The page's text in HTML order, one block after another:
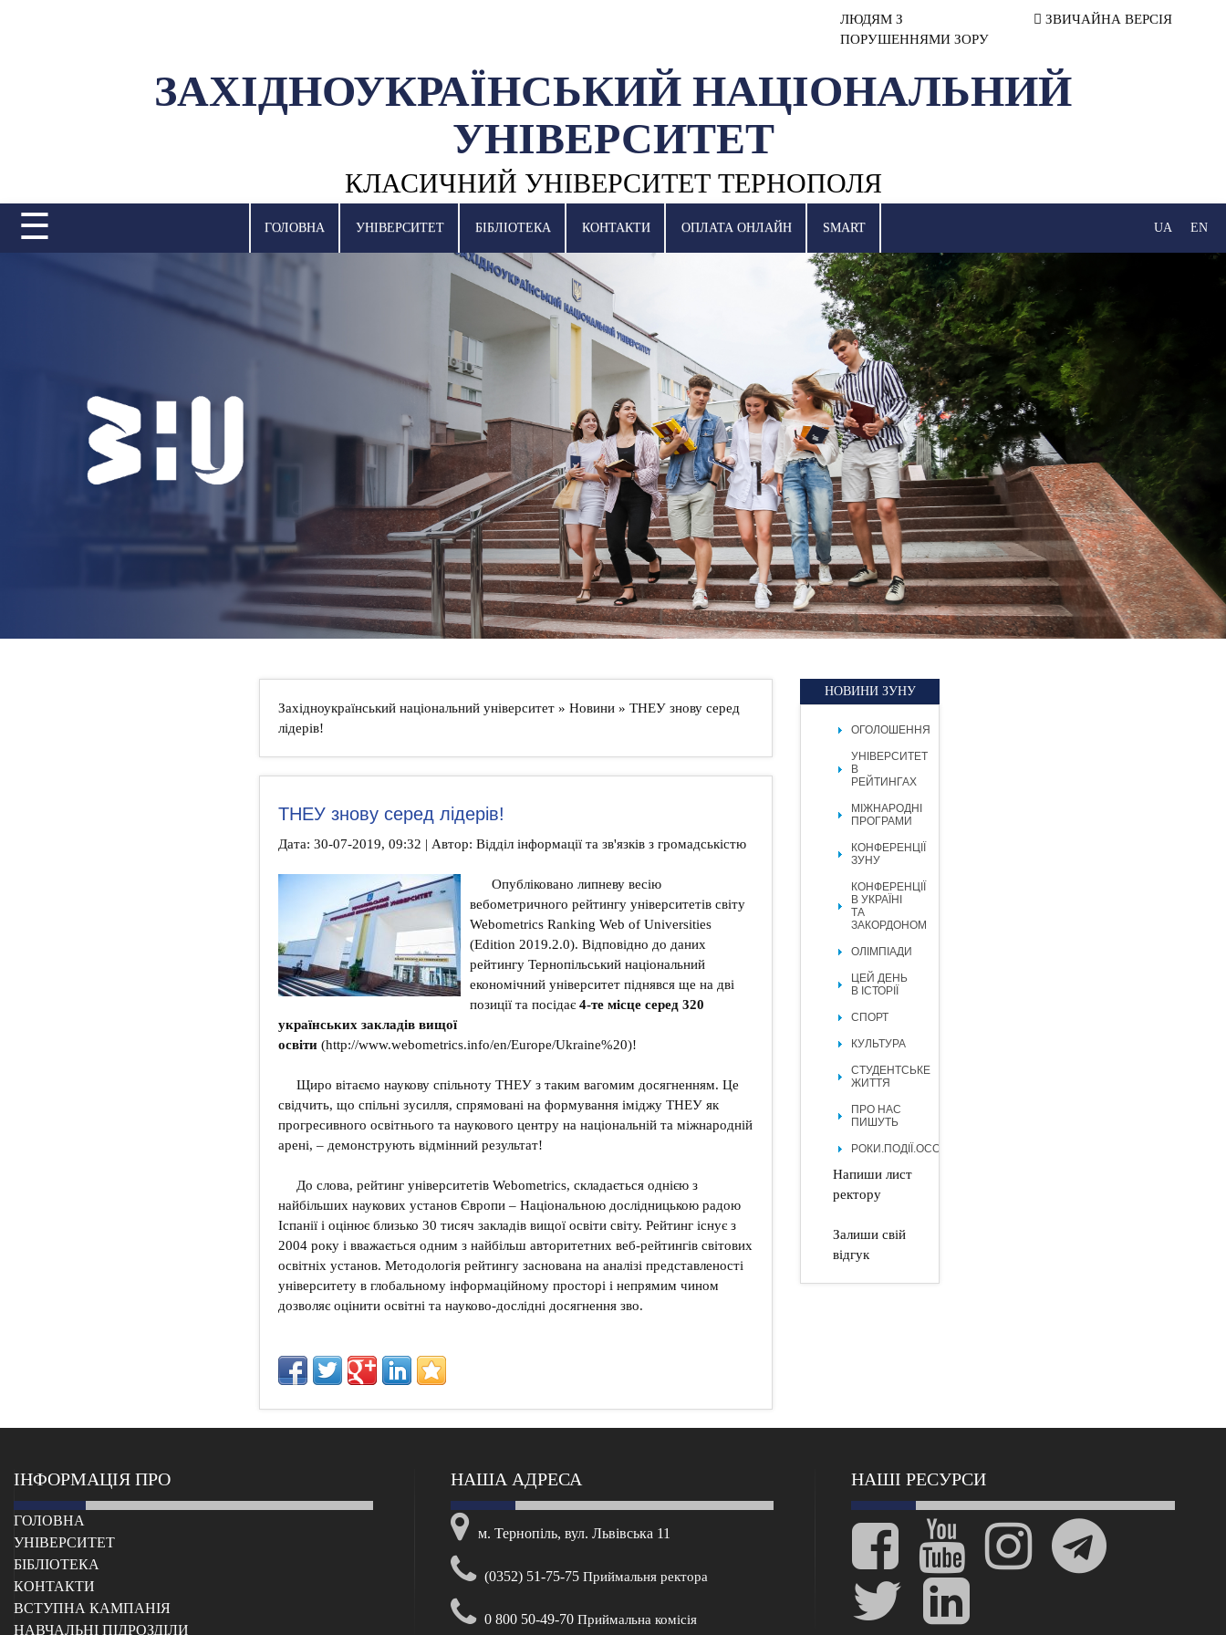
ЛЮДЯМ З
ПОРУШЕННЯМИ ЗОРУ
ЗВИЧАЙНА ВЕРСІЯ
ЗАХІДНОУКРАЇНСЬКИЙ НАЦІОНАЛЬНИЙ
УНІВЕРСИТЕТ
КЛАСИЧНИЙ УНІВЕРСИТЕТ ТЕРНОПОЛЯ
МІЖНАРОДНА ДІЯЛЬНІСТЬ
☰ ГОЛОВНА УНІВЕРСИТЕТ БІБЛІОТЕКА КОНТАКТИ ОПЛАТА ОНЛАЙН SMART UA EN
Західноукраїнський національний університет» Новини» ТНЕУ знову серед
лідерів!
ТНЕУ знову серед лідерів!
Дата: 30-07-2019, 09:32 | Автор: Відділ інформації та зв'язків з громадськістю
Опубліковано липневу весію
вебометричного рейтингу університетів світу
Webometrics Ranking Web of Universities
(Edition 2019.2.0). Відповідно до даних
рейтингу Тернопільський національний
економічний університет піднявся ще на дві
позиції та посідає 4-те місце серед 320
українських закладів вищої
освіти(http://www.webometrics.info/en/Europe/Ukraine%20)!
Щиро вітаємо наукову спільноту ТНЕУ з таким вагомим досягненням. Це
свідчить, що спільні зусилля, спрямовані на формування іміджу ТНЕУ як
прогресивного освітнього та наукового центру на національній та міжнародній
арені, – демонструють відмінний результат!
До слова, рейтинг університетів Webometrics, складається однією з
найбільших наукових установ Європи – Національною дослідницькою радою
Іспанії і оцінює близько 30 тисяч закладів вищої освіти світу. Рейтинг існує з
2004 року і вважається одним з найбільш авторитетних веб-рейтингів світових
освітніх установ. Методологія рейтингу заснована на аналізі представленості
університету в глобальному інформаційному просторі і непрямим чином
дозволяє оцінити освітні та науково-дослідні досягнення зво.
НОВИНИ ЗУНУ
ОГОЛОШЕННЯ
УНІВЕРСИТЕТ
В
РЕЙТИНГАХ
МІЖНАРОДНІ
ПРОГРАМИ
КОНФЕРЕНЦІЇ
ЗУНУ
КОНФЕРЕНЦІЇ
В УКРАЇНІ
ТА
ЗАКОРДОНОМ
ОЛІМПІАДИ
ЦЕЙ ДЕНЬ
В ІСТОРІЇ
СПОРТ
КУЛЬТУРА
СТУДЕНТСЬКЕ
ЖИТТЯ
ПРО НАС
ПИШУТЬ
РОКИ.ПОДІЇ.ОСОБИСТОСТІ.
Напиши лист
ректору
Залиши свій
відгук
ІНФОРМАЦІЯ ПРО
ГОЛОВНА
УНІВЕРСИТЕТ
БІБЛІОТЕКА
КОНТАКТИ
ВСТУПНА КАМПАНІЯ
НАВЧАЛЬНІ ПІДРОЗДІЛИ
НАША АДРЕСА
м. Тернопіль, вул. Львівська 11
(0352) 51-75-75 Приймальня ректора
0 800 50-49-70 Приймальна комісія
НАШІ РЕСУРСИ